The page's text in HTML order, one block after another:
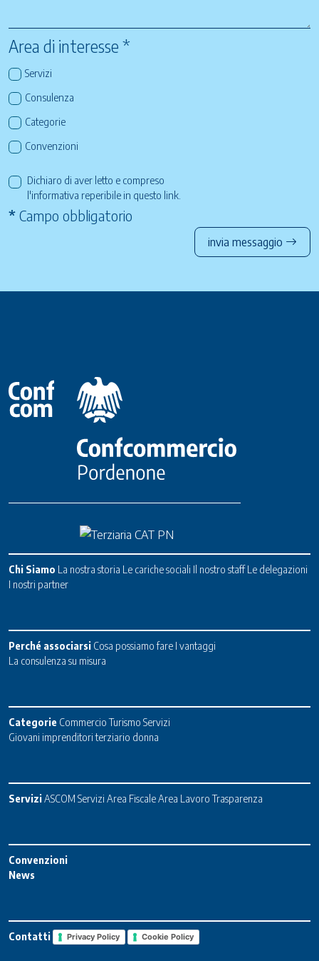
Area di interesse *
Servizi
Consulenza
Categorie
Convenzioni
Dichiaro di aver letto e compreso
l'informativa reperibile in questo link
* Campo obbligatorio
invia messaggio
Chi Siamo La nostra storia Le cariche sociali Il nostro staff Le delegazioni
I nostri partner
Perché associarsi Cosa possiamo fare I vantaggi
La consulenza su misura
Categorie Commercio Turismo Servizi
Giovani imprenditori terziario donna
ServiziASCOM Servizi Area FiscaleArea Lavoro Trasparenza
Convenzioni
News
Contatti Privacy Policy Cookie Policy